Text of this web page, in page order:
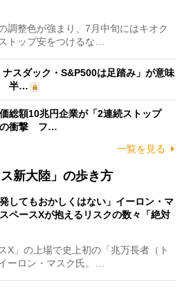
調整色が強まり、7月中旬にはキオク
トップ安をつけるな…
ナスダック・S&P500は足踏み」が意味
半…
総額10兆円企業が「2連続ストップ
の衝撃 フ…
一覧を見る
新大陸」の歩き方
発してもおかしくはない」イーロン・マ
ペースXが抱えるリスクの数々「絶対
」の上場で史上初の「兆万長者（ト
ーロン・マスク氏。…